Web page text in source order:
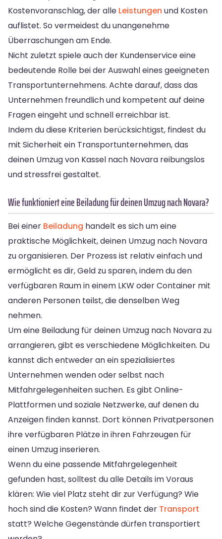
Kostenvoranschlag, der alle Leistungen und Kosten
auflistet. So vermeidest du unangenehme
Überraschungen am Ende.
Nicht zuletzt spiele auch der Kundenservice eine
bedeutende Rolle bei der Auswahl eines geeigneten
Transportunternehmens. Achte darauf, dass das
Unternehmen freundlich und kompetent auf deine
Fragen eingeht und schnell erreichbar ist.
Indem du diese Kriterien berücksichtigst, findest du
mit Sicherheit ein Transportunternehmen, das
deinen Umzug von Kassel nach Novara reibungslos
und stressfrei gestaltet.
Wie funktioniert eine Beiladung für deinen Umzug nach Novara?
Bei einer Beiladung handelt es sich um eine
praktische Möglichkeit, deinen Umzug nach Novara
zu organisieren. Der Prozess ist relativ einfach und
ermöglicht es dir, Geld zu sparen, indem du den
verfügbaren Raum in einem LKW oder Container mit
anderen Personen teilst, die denselben Weg
nehmen.
Um eine Beiladung für deinen Umzug nach Novara zu
arrangieren, gibt es verschiedene Möglichkeiten. Du
kannst dich entweder an ein spezialisiertes
Unternehmen wenden oder selbst nach
Mitfahrgelegenheiten suchen. Es gibt Online-
Plattformen und soziale Netzwerke, auf denen du
Anzeigen finden kannst. Dort können Privatpersonen
ihre verfügbaren Plätze in ihren Fahrzeugen für
einen Umzug inserieren.
Wenn du eine passende Mitfahrgelegenheit
gefunden hast, solltest du alle Details im Voraus
klären: Wie viel Platz steht dir zur Verfügung? Wie
hoch sind die Kosten? Wann findet der Transport
statt? Welche Gegenstände dürfen transportiert